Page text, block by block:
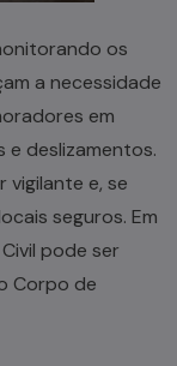
os
a necessidade
em
e deslizamentos.
vigilante e, se
seguros. Em
pode ser
Corpo de